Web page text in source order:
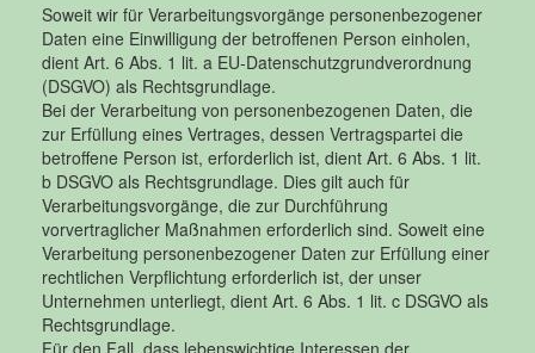
Soweit wir für Verarbeitungsvorgänge personenbezogener
Daten eine Einwilligung der betroffenen Person einholen,
dient Art. 6 Abs. 1 lit. a EU-Datenschutzgrundverordnung
(DSGVO) als Rechtsgrundlage.
Bei der Verarbeitung von personenbezogenen Daten, die
zur Erfüllung eines Vertrages, dessen Vertragspartei die
betroffene Person ist, erforderlich ist, dient Art. 6 Abs. 1 lit.
b DSGVO als Rechtsgrundlage. Dies gilt auch für
Verarbeitungsvorgänge, die zur Durchführung
vorvertraglicher Maßnahmen erforderlich sind. Soweit eine
Verarbeitung personenbezogener Daten zur Erfüllung einer
rechtlichen Verpflichtung erforderlich ist, der unser
Unternehmen unterliegt, dient Art. 6 Abs. 1 lit. c DSGVO als
Rechtsgrundlage.
Für den Fall, dass lebenswichtige Interessen der